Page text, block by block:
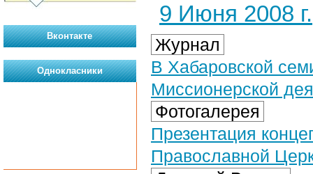
9 Июня 2008 г.
Журнал
В Хабаровской
Миссионерской
Фотогалерея
Презентация
Православной
Вконтакте
Однокласники